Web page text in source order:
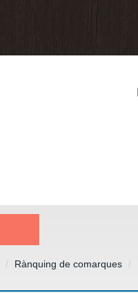
Rànquing de comarques